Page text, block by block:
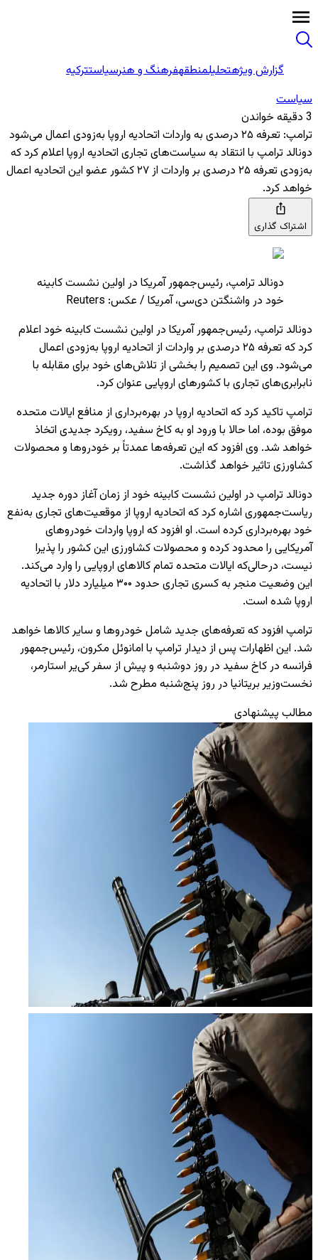
گزارش ویژهتحلیلمنطقهفرهنگ و هنرسیاستترکیه
سیاست
3 دقیقه خواندن
ترامپ: تعرفه ۲۵ درصدی به واردات اتحادیه اروپا به‌زودی اعمال می‌شود
دونالد ترامپ با انتقاد به سیاست‌های تجاری اتحادیه اروپا اعلام کرد که
به‌زودی تعرفه ۲۵ درصدی بر واردات از ۲۷ کشور عضو این اتحادیه اعمال
خواهد کرد.
اشتراک گذاری
دونالد ترامپ، رئیس‌جمهور آمریکا در اولین نشست کابینه
خود در واشنگتن دی‌سی، آمریکا / عکس: Reuters
دونالد ترامپ، رئیس‌جمهور آمریکا در اولین نشست کابینه خود اعلام
کرد که تعرفه ۲۵ درصدی بر واردات از اتحادیه اروپا به‌زودی اعمال
می‌شود. وی این تصمیم را بخشی از تلاش‌های خود برای مقابله با
نابرابری‌های تجاری با کشورهای اروپایی عنوان کرد.
ترامپ تاکید کرد که اتحادیه اروپا در بهره‌برداری از منافع ایالات متحده
موفق بوده، اما حالا با ورود او به کاخ سفید، رویکرد جدیدی اتخاذ
خواهد شد. وی افزود که این تعرفه‌ها عمدتاً بر خودروها و محصولات
کشاورزی تاثیر خواهد گذاشت.
دونالد ترامپ در اولین نشست کابینه خود از زمان آغاز دوره جدید
ریاست‌جمهوری اشاره کرد که اتحادیه اروپا از موقعیت‌های تجاری به‌نفع
خود بهره‌برداری کرده است. او افزود که اروپا واردات خودروهای
آمریکایی را محدود کرده و محصولات کشاورزی این کشور را پذیرا
نیست، در‌حالی‌که ایالات متحده تمام کالاهای اروپایی را وارد می‌کند.
این وضعیت منجر به کسری تجاری حدود ۳۰۰ میلیارد دلار با اتحادیه
اروپا شده است.
ترامپ افزود که تعرفه‌های جدید شامل خودروها و سایر کالاها خواهد
شد. این اظهارات پس از دیدار ترامپ با امانوئل مکرون، رئیس‌جمهور
فرانسه در کاخ سفید در روز دوشنبه و پیش از سفر کی‌یر استارمر،
نخست‌وزیر بریتانیا در روز پنج‌شنبه مطرح شد.
مطالب پیشنهادی